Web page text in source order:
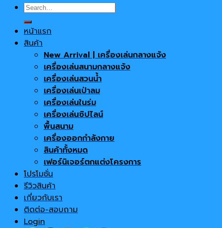
Search
for:
หน้าแรก
สินค้า
New Arrival | เครื่องเล่นกลางแจ้ง
เครื่องเล่นสนามกลางแจ้ง
เครื่องเล่นสวนน้ำ
เครื่องเล่นเป่าลม
เครื่องเล่นในร่ม
เครื่องเล่นซิปไลน์
พื้นสนาม
เครื่องออกกำลังกาย
สินค้าทั้งหมด
เฟอร์นิเจอร์ตกแต่งโครงการ
โปรโมชั่น
รีวิวสินค้า
เกี่ยวกับเรา
ติดต่อ-สอบถาม
Login